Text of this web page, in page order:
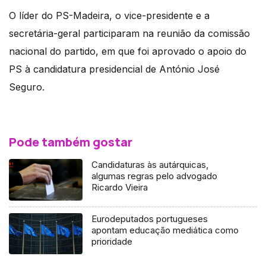
O líder do PS-Madeira, o vice-presidente e a
secretária-geral participaram na reunião da comissão
nacional do partido, em que foi aprovado o apoio do
PS à candidatura presidencial de António José
Seguro.
Pode também gostar
Candidaturas às autárquicas,
algumas regras pelo advogado
Ricardo Vieira
Eurodeputados portugueses
apontam educação mediática como
prioridade